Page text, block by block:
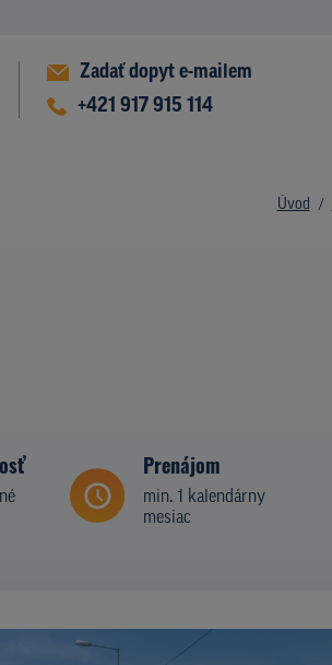
Zadať dopyt e-mailem
+421 917 915 114
Úvod
Prenájom
min. 1 kalendárny
mesiac